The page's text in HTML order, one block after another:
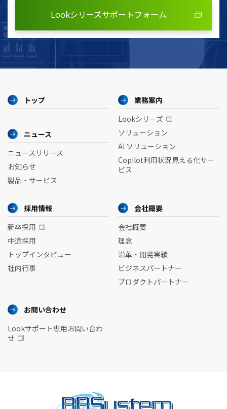
Lookシリーズサポートフォーム
トップ
ニュース
ニュースリリース
お知らせ
製品・サービス
業務案内
Lookシリーズ
ソリューション
AI ソリューション
Copilot利用状況見える化サー
ビス
採用情報
新卒採用
中途採用
トップインタビュー
社内行事
会社概要
会社概要
理念
沿革・開発実績
ビジネスパートナー
プロダクトパートナー
お問い合わせ
Lookサポート専用お問い合わ
せ